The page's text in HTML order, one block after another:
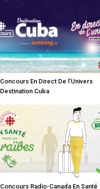
Concours En Direct De l’Univers
Destination Cuba
Concours Radio-Canada En Santé